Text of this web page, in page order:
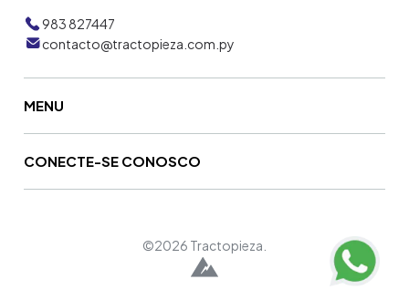
983 827447
contacto@tractopieza.com.py
MENU
CONECTE-SE CONOSCO
©2026 Tractopieza.